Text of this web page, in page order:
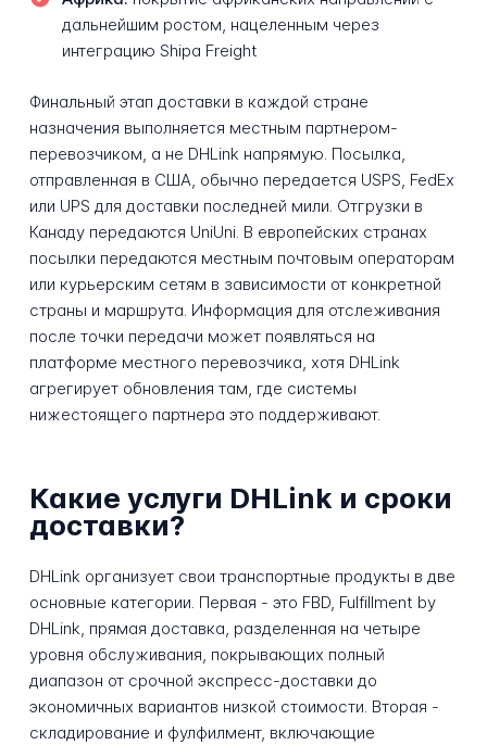
дальнейшим ростом, нацеленным через
интеграцию Shipa Freight
Финальный этап доставки в каждой стране
назначения выполняется местным партнером-
перевозчиком, а не DHLink напрямую. Посылка,
отправленная в США, обычно передается USPS, FedEx
или UPS для доставки последней мили. Отгрузки в
Канаду передаются UniUni. В европейских странах
посылки передаются местным почтовым операторам
или курьерским сетям в зависимости от конкретной
страны и маршрута. Информация для отслеживания
после точки передачи может появляться на
платформе местного перевозчика, хотя DHLink
агрегирует обновления там, где системы
нижестоящего партнера это поддерживают.
Какие услуги DHLink и сроки
доставки?
DHLink организует свои транспортные продукты в две
основные категории. Первая - это FBD, Fulfillment by
DHLink, прямая доставка, разделенная на четыре
уровня обслуживания, покрывающих полный
диапазон от срочной экспресс-доставки до
экономичных вариантов низкой стоимости. Вторая -
складирование и фулфилмент, включающие